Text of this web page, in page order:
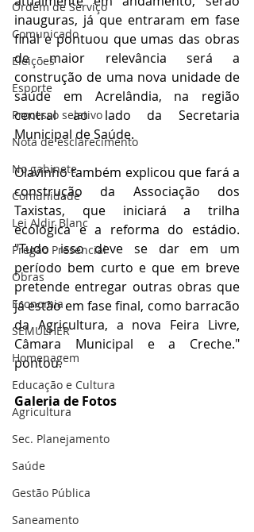
Ordem de Serviço
Comunicado
Eleições
Esporte
Processo seletivo
Nota de esclarecimento
No gabinete
Comunidade
Lei Aldir Blanc
Pregão Presencial
Obras
Economia
SEMULHER
Homenagem
Educação e Cultura
Agricultura
Sec. Planejamento
Saúde
Gestão Pública
Saneamento
inauguras, já que entraram em fase
final e pontuou que umas das obras
de maior relevância será a
construção de uma nova unidade de
saúde em Acrelândia, na região
central ao lado da Secretaria
Municipal de Saúde.
Olavinho também explicou que fará a
construção da Associação dos
Taxistas, que iniciará a trilha
ecológica e a reforma do estádio.
"Tudo isso deve se dar em um
período bem curto e que em breve
pretende entregar outras obras que
já estão em fase final, como barracão
da Agricultura, a nova Feira Livre,
Câmara Municipal e a Creche."
pontou.
Galeria de Fotos